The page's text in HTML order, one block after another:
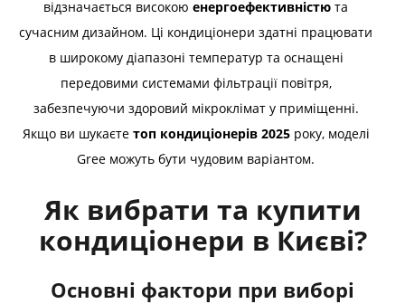
відзначається високою енергоефективністю та
сучасним дизайном. Ці кондиціонери здатні працювати
в широкому діапазоні температур та оснащені
передовими системами фільтрації повітря,
забезпечуючи здоровий мікроклімат у приміщенні.
Якщо ви шукаєте топ кондиціонерів 2025року, моделі
Gree можуть бути чудовим варіантом.
Як вибрати та купити
кондиціонери в Києві?
Основні фактори при виборі